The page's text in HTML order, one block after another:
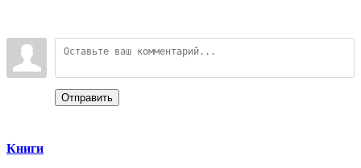
Отправить
Книги